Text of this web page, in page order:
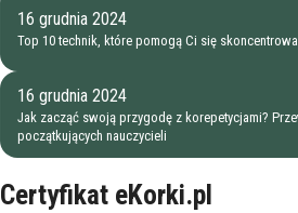
16 grudnia 2024
Top 10 technik, które pomogą Ci się
16 grudnia 2024
Jak zacząć swoją przygodę z korepetycjami?
początkujących nauczycieli
Certyfikat eKorki.pl